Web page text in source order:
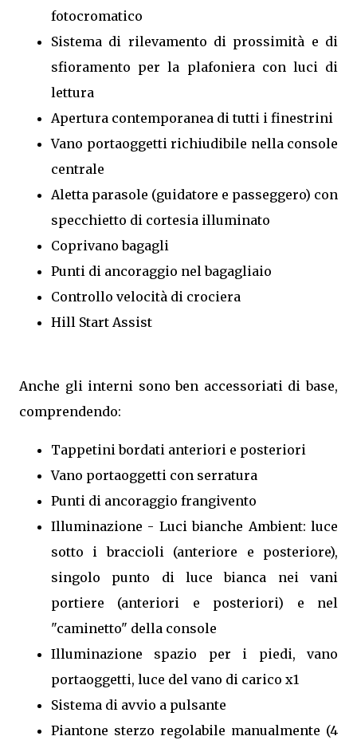
fotocromatico
Sistema di rilevamento di prossimità e di
sfioramento per la plafoniera con luci di
lettura
Apertura contemporanea di tutti i finestrini
Vano portaoggetti richiudibile nella console
centrale
Aletta parasole (guidatore e passeggero) con
specchietto di cortesia illuminato
Coprivano bagagli
Punti di ancoraggio nel bagagliaio
Controllo velocità di crociera
Hill Start Assist
Anche gli interni sono ben accessoriati di base,
comprendendo:
Tappetini bordati anteriori e posteriori
Vano portaoggetti con serratura
Punti di ancoraggio frangivento
Illuminazione - Luci bianche Ambient: luce
sotto i braccioli (anteriore e posteriore),
singolo punto di luce bianca nei vani
portiere (anteriori e posteriori) e nel
"caminetto" della console
Illuminazione spazio per i piedi, vano
portaoggetti, luce del vano di carico x1
Sistema di avvio a pulsante
Piantone sterzo regolabile manualmente (4